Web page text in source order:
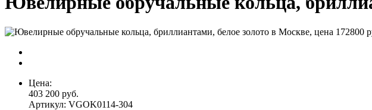
Цена:
403 200 руб.
Артикул: VGOK0114-304